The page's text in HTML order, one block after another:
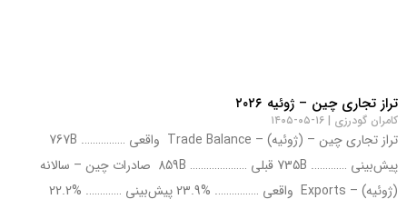
تراز تجاری چین – ژوئیه ۲۰۲۶
کامران گودرزی ۱۶-۰۵-۱۴۰۵
تراز تجاری چین – (ژوئیه) – Trade Balance واقعی ……………. 767B
پیش‌بینی …………. 735B قبلی ………………… 859B صادرات چین – سالانه
(ژوئیه) – Exports واقعی ……………. %23.9 پیش‌بینی …………. %22.2